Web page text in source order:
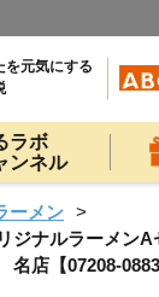
を元気にする
ラボ
ンネル
ーメン
ナルラーメ
【07208-0883